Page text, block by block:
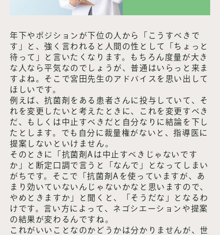
年下やポジションが下位の人から「こうすべきで
す」と、強く言われると人間の性として「ちょっと
待って」と言いたくなります。もちろん度量が大き
な人なら平気なのでしょうが、普通はいらっと来ま
すよね。そこで宮田先生のアドバイスを思い出して
ほしいです。
例えば、抗菌剤をある患者さんに投与していて、そ
れを変更したいと考えたときに、これを変更すべき
だ、もしくは中止すべきだと自分なりに結論を下し
たとします。でも自分に裁量権がないと、指導医に
提案しないといけません。
そのときに「抗菌剤Aは中止すべきじゃないです
か」と断定口調で言うと「なんで」となってしまい
がちです。そこで「抗菌剤Aを使っていますが、あ
まり効いていないんじゃないかなと思いますので、
やめときますか」と聞くと、「そうだな」となるわ
けです。言い方によって、ネゴシエーションや提案
の結果が変わるんですね。
これがいいことなのかどうかは分かりませんが、世